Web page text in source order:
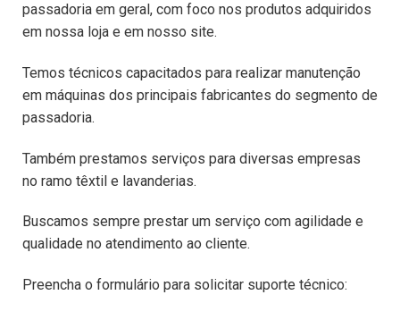
passadoria em geral, com foco nos produtos adquiridos
em nossa loja e em nosso site.
Temos técnicos capacitados para realizar manutenção
em máquinas dos principais fabricantes do segmento de
passadoria.
Também prestamos serviços para diversas empresas
no ramo têxtil e lavanderias.
Buscamos sempre prestar um serviço com agilidade e
qualidade no atendimento ao cliente.
Preencha o formulário para solicitar suporte técnico: